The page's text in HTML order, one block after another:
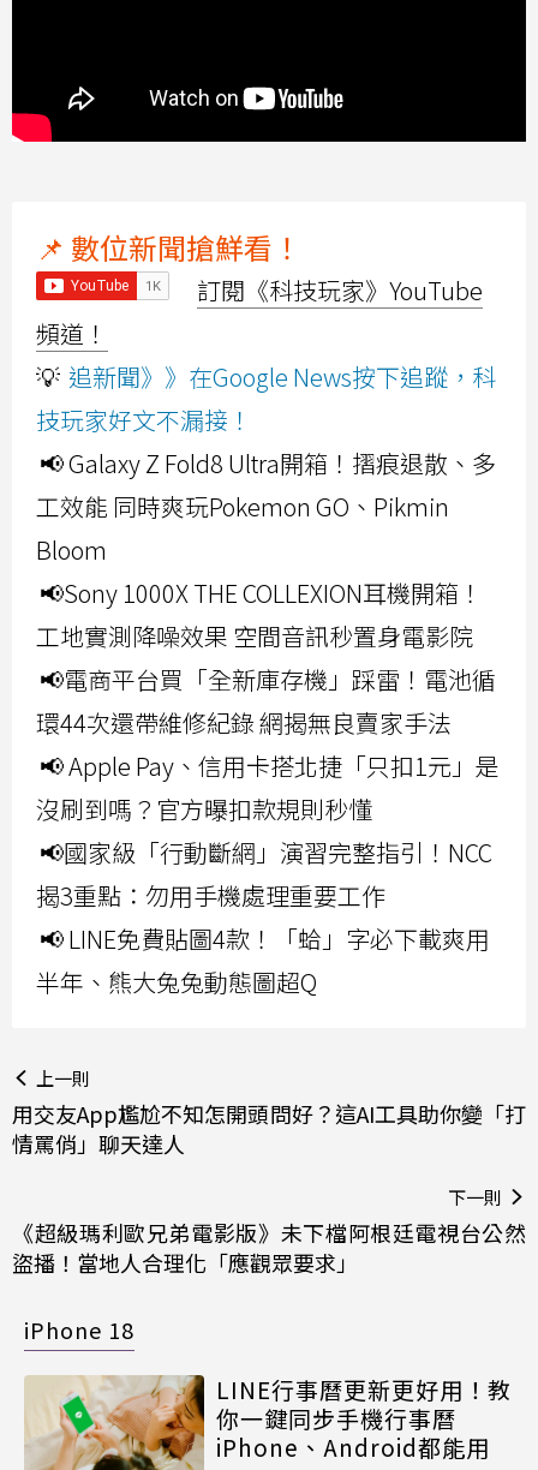
📌 數位新聞搶鮮看！
訂閱《科技玩家》YouTube
頻道！
💡 追新聞》》在Google News按下追蹤，科
技玩家好文不漏接！
📢 Galaxy Z Fold8 Ultra開箱！摺痕退散、多
工效能 同時爽玩Pokemon GO、Pikmin
Bloom
📢Sony 1000X THE COLLEXION耳機開箱！
工地實測降噪效果 空間音訊秒置身電影院
📢電商平台買「全新庫存機」踩雷！電池循
環44次還帶維修紀錄 網揭無良賣家手法
📢 Apple Pay、信用卡搭北捷「只扣1元」是
沒刷到嗎？官方曝扣款規則秒懂
📢國家級「行動斷網」演習完整指引！NCC
揭3重點：勿用手機處理重要工作
📢 LINE免費貼圖4款！「蛤」字必下載爽用
半年、熊大兔兔動態圖超Q
上一則
用交友App尷尬不知怎開頭問好？這AI工具助你變「打
情罵俏」聊天達人
下一則
《超級瑪利歐兄弟電影版》未下檔阿根廷電視台公然
盜播！當地人合理化「應觀眾要求」
iPhone 18
LINE行事曆更新更好用！教
你一鍵同步手機行事曆
iPhone、Android都能用